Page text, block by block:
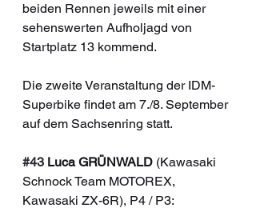
beiden Rennen jeweils mit einer
sehenswerten Aufholjagd von
Startplatz 13 kommend.
Die zweite Veranstaltung der IDM-
Superbike findet am 7./8. September
auf dem Sachsenring statt.
#43 Luca GRÜNWALD (Kawasaki
Schnock Team MOTOREX,
Kawasaki ZX-6R), P4 / P3: